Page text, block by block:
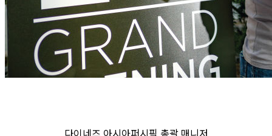
다이네즈 아시아퍼시픽 총괄 매니저